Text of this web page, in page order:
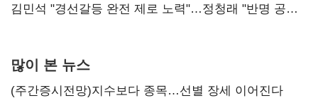
다툼 격화
김민석 "경선갈등 완전 제로 노력"…정청래 "반명 공세
많이 본 뉴스
(주간증시전망)지수보다 종목…선별 장세 이어진다